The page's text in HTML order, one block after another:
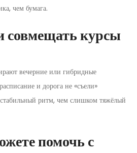
чем бумага.
курсы
вечерние или гибридные
и дорога не «съели»
ритм, чем слишком тяжёлый
помочь с